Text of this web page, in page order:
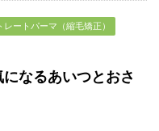
レートパーマ（縮毛矯正）
なるあいつとおさ